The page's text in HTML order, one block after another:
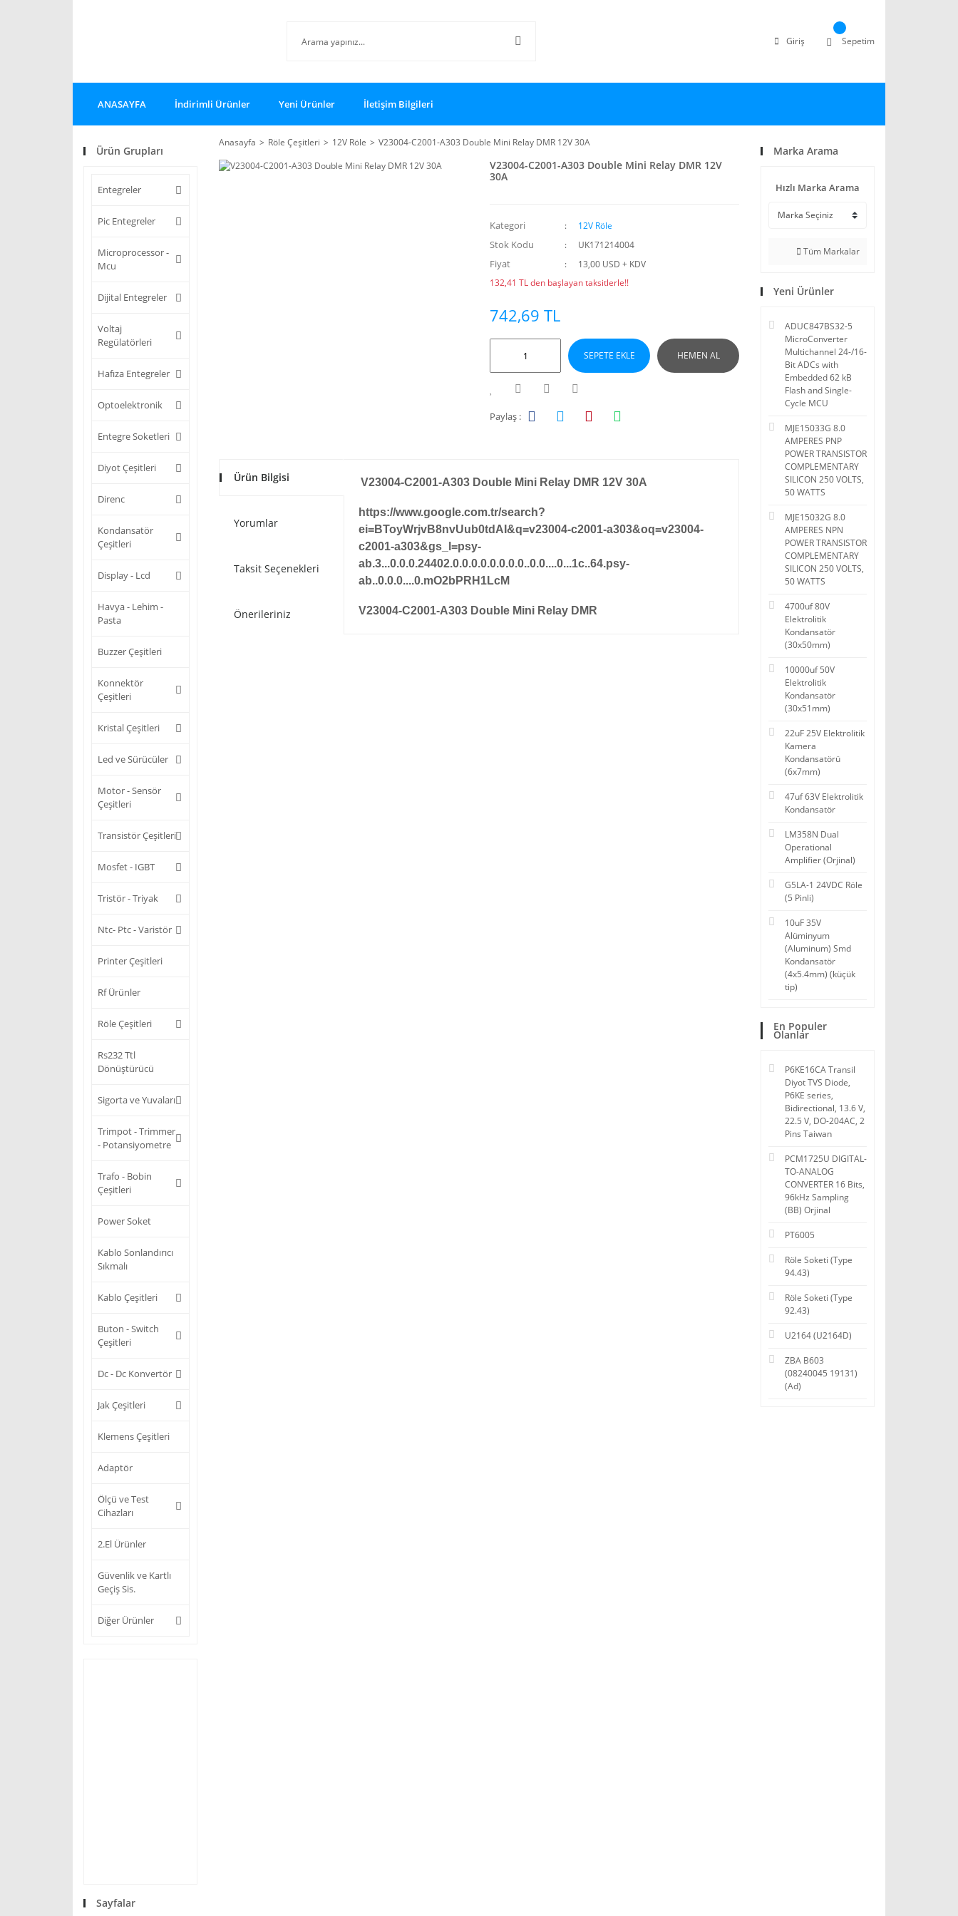
Giriş Sepetim
ANASAYFA İndirimli Ürünler Yeni Ürünler İletişim Bilgileri
Ürün Grupları
Entegreler
Pic Entegreler
Microprocessor -
Mcu
Dijital Entegreler
Voltaj
Regülatörleri
Hafıza Entegreler
Optoelektronik
Entegre Soketleri
Diyot Çeşitleri
Direnc
Kondansatör
Çeşitleri
Display - Lcd
Havya - Lehim -
Pasta
Buzzer Çeşitleri
Konnektör
Çeşitleri
Kristal Çeşitleri
Led ve Sürücüler
Motor - Sensör
Çeşitleri
Transistör Çeşitleri
Mosfet - IGBT
Tristör - Triyak
Ntc- Ptc - Varistör
Printer Çeşitleri
Rf Ürünler
Röle Çeşitleri
Rs232 Ttl
Dönüştürücü
Sigorta ve Yuvaları
Trimpot - Trimmer
- Potansiyometre
Trafo - Bobin
Çeşitleri
Power Soket
Kablo Sonlandırıcı
Sıkmalı
Kablo Çeşitleri
Buton - Switch
Çeşitleri
Dc - Dc Konvertör
Jak Çeşitleri
Klemens Çeşitleri
Adaptör
Ölçü ve Test
Cihazları
2.El Ürünler
Güvenlik ve Kartlı
Geçiş Sis.
Diğer Ürünler
Sayfalar
Anasayfa Röle Çeşitleri 12V Röle V23004-C2001-A303 Double Mini Relay DMR 12V 30A
V23004-C2001-A303 Double Mini Relay DMR 12V
30A
Kategori 12V Röle
Stok Kodu UK171214004
Fiyat
13,00 USD + KDV
132,41 TL den başlayan taksitlerle!!
742,69 TL
SEPETE EKLE HEMEN AL
Paylaş :
Ürün Bilgisi
Yorumlar
Taksit Seçenekleri
Önerileriniz
V23004-C2001-A303 Double Mini Relay DMR 12V 30A
https://www.google.com.tr/search?
ei=BToyWrjvB8nvUub0tdAI&q=v23004-c2001-a303&oq=v23004-
c2001-a303&gs_l=psy-
ab.3...0.0.0.24402.0.0.0.0.0.0.0.0..0.0....0...1c..64.psy-
ab..0.0.0....0.mO2bPRH1LcM
V23004-C2001-A303 Double Mini Relay DMR
Marka Arama
Hızlı Marka Arama
Tüm Markalar
Yeni Ürünler
ADUC847BS32-5
MicroConverter
Multichannel 24-/16-
Bit ADCs with
Embedded 62 kB
Flash and Single-
Cycle MCU
MJE15033G 8.0
AMPERES PNP
POWER TRANSISTOR
COMPLEMENTARY
SILICON 250 VOLTS,
50 WATTS
MJE15032G 8.0
AMPERES NPN
POWER TRANSISTOR
COMPLEMENTARY
SILICON 250 VOLTS,
50 WATTS
4700uf 80V
Elektrolitik
Kondansatör
(30x50mm)
10000uf 50V
Elektrolitik
Kondansatör
(30x51mm)
22uF 25V Elektrolitik
Kamera
Kondansatörü
(6x7mm)
47uf 63V Elektrolitik
Kondansatör
LM358N Dual
Operational
Amplifier (Orjinal)
G5LA-1 24VDC Röle
(5 Pinli)
10uF 35V
Alüminyum
(Aluminum) Smd
Kondansatör
(4x5.4mm) (küçük
tip)
En Populer
Olanlar
P6KE16CA Transil
Diyot TVS Diode,
P6KE series,
Bidirectional, 13.6 V,
22.5 V, DO-204AC, 2
Pins Taiwan
PCM1725U DIGITAL-
TO-ANALOG
CONVERTER 16 Bits,
96kHz Sampling
(BB) Orjinal
PT6005
Röle Soketi (Type
94.43)
Röle Soketi (Type
92.43)
U2164 (U2164D)
ZBA B603
(08240045 19131)
(Ad)